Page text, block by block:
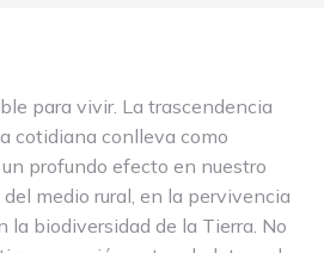
para vivir. La trascendencia
cotidiana conlleva como
profundo efecto en nuestro
medio rural, en la pervivencia
la biodiversidad de la Tierra. No